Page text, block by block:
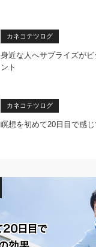
カネコテツログ
身近な人へサプライズが
ント
カネコテツログ
瞑想を初めて20日目で感